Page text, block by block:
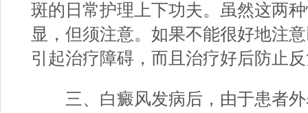
斑的日常护理上下功夫。虽然这两
显，但须注意。如果不能很好地注
引起治疗障碍，而且治疗好后防止
三、白癜风发病后，由于患者外